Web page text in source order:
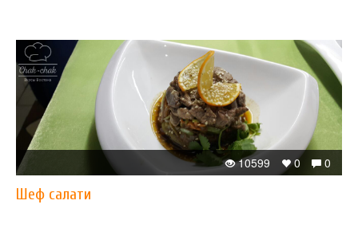
0
0
10599
Шеф салати